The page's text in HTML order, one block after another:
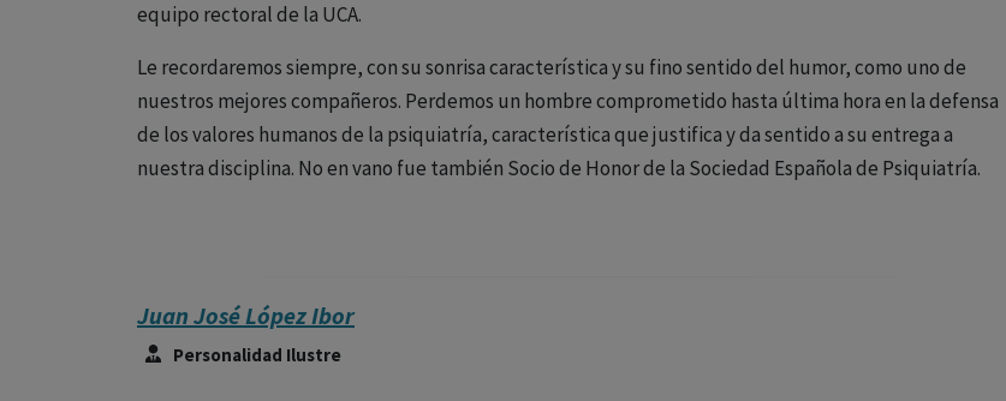
equipo rectoral de la UCA.
Le recordaremos siempre, con su sonrisa característica y su fino sentido del humor, como uno de
nuestros mejores compañeros. Perdemos un hombre comprometido hasta última hora en la defensa
de los valores humanos de la psiquiatría, característica que justifica y da sentido a su entrega a
nuestra disciplina. No en vano fue también Socio de Honor de la Sociedad Española de Psiquiatría.
Juan José López Ibor
Personalidad Ilustre